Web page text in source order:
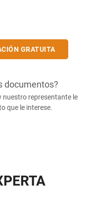
GRATUITA
documentos?
representante le
que le interese.